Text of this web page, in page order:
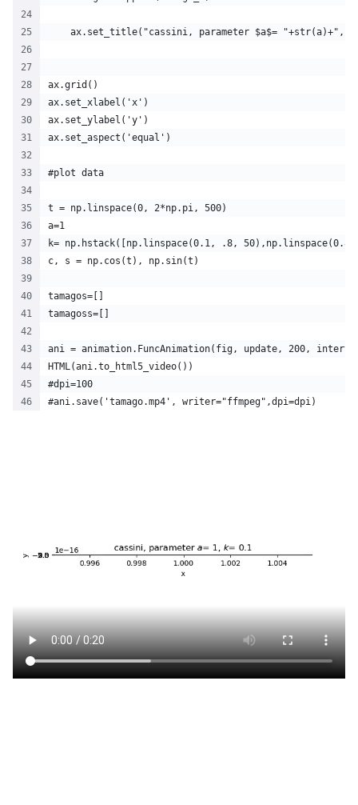
ax.set_title("cassini, parameter $a$= "+str(a)+",
ax.grid()
ax.set_xlabel('x')
ax.set_ylabel('y')
ax.set_aspect('equal')
#plot data
t = np.linspace(0, 2*np.pi, 500)
a=1
k= np.hstack([np.linspace(0.1, .8,
c, s = np.cos(t), np.sin(t)
tamagos=[]
tamagoss=[]
ani = animation.FuncAnimation(fig, update, 200,
HTML(ani.to_html5_video())
#dpi=100
#ani.save('tamago.mp4', writer="ffmpeg",dpi=dpi)